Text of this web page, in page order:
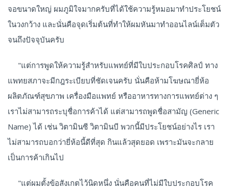
จอขนาดใหญ่ ผมภูมิใจมากครับที่ได้ใช้ความรู้หมอมาทำประโยชน์
ในวงกว้าง และนั่นคือจุดเริ่มต้นที่ทำให้ผมหันมาทำออนไลน์เต็มตัว
จนถึงปัจจุบันครับ
"แต่การพูดให้ความรู้สำหรับแพทย์ที่มีใบประกอบโรคศิลป์ ทาง
แพทยสภาจะมีกฎระเบียบที่ชัดเจนครับ นั่นคือห้ามโฆษณายี่ห้อ
ผลิตภัณฑ์สุขภาพ เครื่องมือแพทย์ หรืออาหารทางการแพทย์ต่าง ๆ
เราไม่สามารถระบุชื่อการค้าได้ แต่สามารถพูดชื่อสามัญ (Generic
Name) ได้ เช่น วิตามินซี วิตามินบี พวกนี้มีประโยชน์อย่างไร เรา
ไม่สามารถบอกว่ายี่ห้อนี้ดีที่สุด กินแล้วสุดยอด เพราะมันจะกลาย
เป็นการค้าเกินไป
"แต่ผมตั้งข้อสังเกตไว้นิดหนึ่ง นั่นคือคนที่ไม่มีใบประกอบโรค